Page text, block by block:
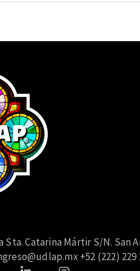
Catarina Mártir S/N. San
+52 (222)